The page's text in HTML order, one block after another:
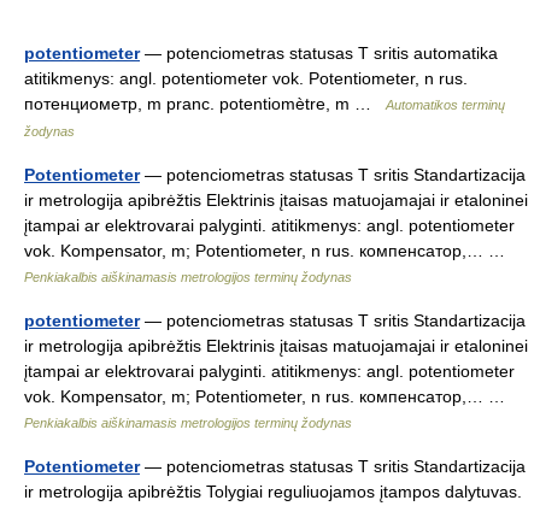
potentiometer— potenciometras statusas T sritis automatika
atitikmenys: angl. potentiometer vok. Potentiometer, n rus.
потенциометр, m pranc. potentiomètre, m …
Automatikos terminų
žodynas
Potentiometer— potenciometras statusas T sritis Standartizacija
ir metrologija apibrėžtis Elektrinis įtaisas matuojamajai ir etaloninei
įtampai ar elektrovarai palyginti. atitikmenys: angl. potentiometer
vok. Kompensator, m; Potentiometer, n rus. компенсатор,… …
Penkiakalbis aiškinamasis metrologijos terminų žodynas
potentiometer— potenciometras statusas T sritis Standartizacija
ir metrologija apibrėžtis Elektrinis įtaisas matuojamajai ir etaloninei
įtampai ar elektrovarai palyginti. atitikmenys: angl. potentiometer
vok. Kompensator, m; Potentiometer, n rus. компенсатор,… …
Penkiakalbis aiškinamasis metrologijos terminų žodynas
Potentiometer— potenciometras statusas T sritis Standartizacija
ir metrologija apibrėžtis Tolygiai reguliuojamos įtampos dalytuvas.